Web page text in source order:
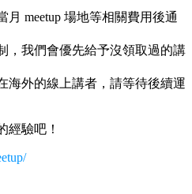
月 meetup 場地等相關費用後通
，我們會優先給予沒領取過的講
海外的線上講者，請等待後續運
經驗吧！